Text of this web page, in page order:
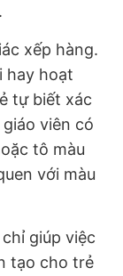
xếp hàng.
hay hoạt
tự biết xác
viên có
tô màu
với màu
giúp việc
tạo cho trẻ